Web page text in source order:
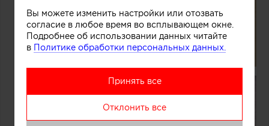
Вы можете изменить настройки или отозвать
согласие в любое время во всплывающем окне.
Подробнее об использовании данных читайте
в Политике обработки персональных данных.
Принять все
Отклонить все